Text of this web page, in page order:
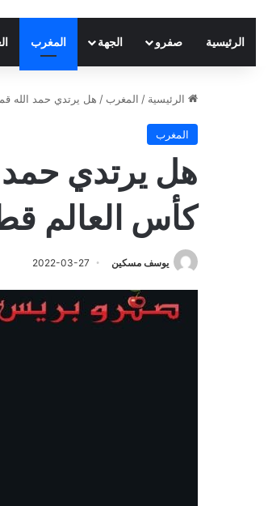
الرئيسية صفرو الجهة المغرب
الرئيسية / المغرب / هل يرتدي حمد الله
المغرب
هل يرتدي
كأس العالم قطر
يوسف مسكين 2022-03-27